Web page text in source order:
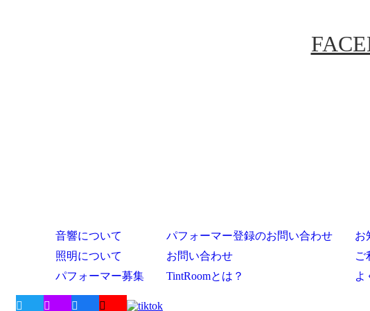
音響について
照明について
パフォーマー募集
パフォーマー登録のお問い合わせ
お問い合わせ
TintRoomとは？
お
ご
よ